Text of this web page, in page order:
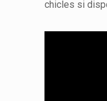
chicles si